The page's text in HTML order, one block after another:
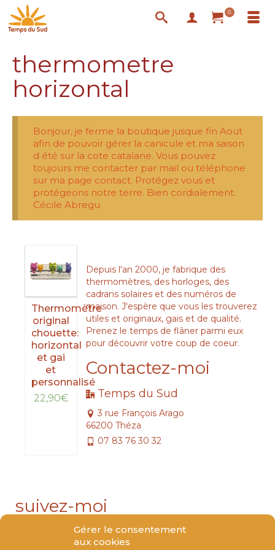
Gérer le consentement
aux cookies
0
thermometre
horizontal
Bonjour, je ferme la boutique jusque fin Aout
afin de pouvoir gérer la canicule et ma saison
d été sur la cote catalane. Vous pouvez
toujours me contacter par mail ou téléphone
sur ma page contact. Protégez vous et
protégeons notre terre. Bien cordialement.
Cécile Abregu
Thermomètre
original
chouette:
horizontal
et gai
et
personnalisé
22,90€
Depuis l'an 2000, je fabrique des
thermomètres, des horloges, des
cadrans solaires et des numéros de
maison. J'espère que vous les trouverez
utiles et originaux, gais et de qualité.
Prenez le temps de flâner parmi eux
pour découvrir votre coup de coeur.
Contactez-moi
Temps du Sud
3 rue François Arago
66200 Théza
07 83 76 30 32
suivez-moi